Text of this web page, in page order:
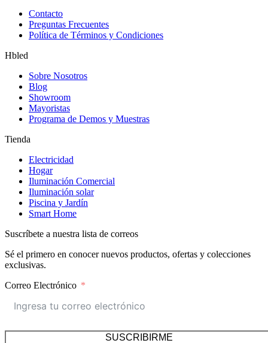
Contacto
Preguntas Frecuentes
Política de Términos y Condiciones
Hbled
Sobre Nosotros
Blog
Showroom
Mayoristas
Programa de Demos y Muestras
Tienda
Electricidad
Hogar
Iluminación Comercial
Iluminación solar
Piscina y Jardín
Smart Home
Suscríbete a nuestra lista de correos
Sé el primero en conocer nuevos productos, ofertas y colecciones
exclusivas.
Correo Electrónico
SUSCRIBIRME